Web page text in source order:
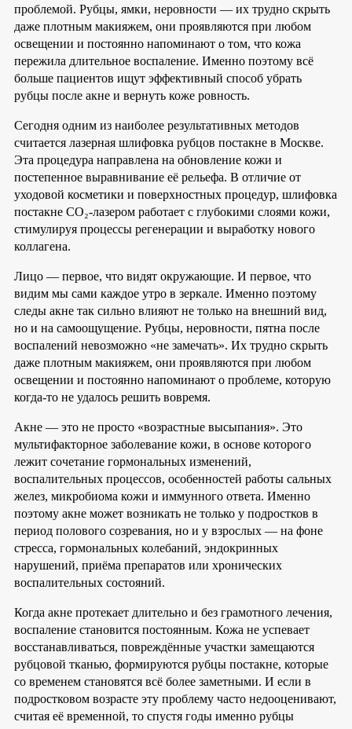
проблемой. Рубцы, ямки, неровности — их трудно скрыть
даже плотным макияжем, они проявляются при любом
освещении и постоянно напоминают о том, что кожа
пережила длительное воспаление. Именно поэтому всё
больше пациентов ищут эффективный способ убрать
рубцы после акне и вернуть коже ровность.
Сегодня одним из наиболее результативных методов
считается лазерная шлифовка рубцов постакне в Москве.
Эта процедура направлена на обновление кожи и
постепенное выравнивание её рельефа. В отличие от
уходовой косметики и поверхностных процедур, шлифовка
постакне CO₂-лазером работает с глубокими слоями кожи,
стимулируя процессы регенерации и выработку нового
коллагена.
Лицо — первое, что видят окружающие. И первое, что
видим мы сами каждое утро в зеркале. Именно поэтому
следы акне так сильно влияют не только на внешний вид,
но и на самоощущение. Рубцы, неровности, пятна после
воспалений невозможно «не замечать». Их трудно скрыть
даже плотным макияжем, они проявляются при любом
освещении и постоянно напоминают о проблеме, которую
когда-то не удалось решить вовремя.
Акне — это не просто «возрастные высыпания». Это
мультифакторное заболевание кожи, в основе которого
лежит сочетание гормональных изменений,
воспалительных процессов, особенностей работы сальных
желез, микробиома кожи и иммунного ответа. Именно
поэтому акне может возникать не только у подростков в
период полового созревания, но и у взрослых — на фоне
стресса, гормональных колебаний, эндокринных
нарушений, приёма препаратов или хронических
воспалительных состояний.
Когда акне протекает длительно и без грамотного лечения,
воспаление становится постоянным. Кожа не успевает
восстанавливаться, повреждённые участки замещаются
рубцовой тканью, формируются рубцы постакне, которые
со временем становятся всё более заметными. И если в
подростковом возрасте эту проблему часто недооценивают,
считая её временной, то спустя годы именно рубцы